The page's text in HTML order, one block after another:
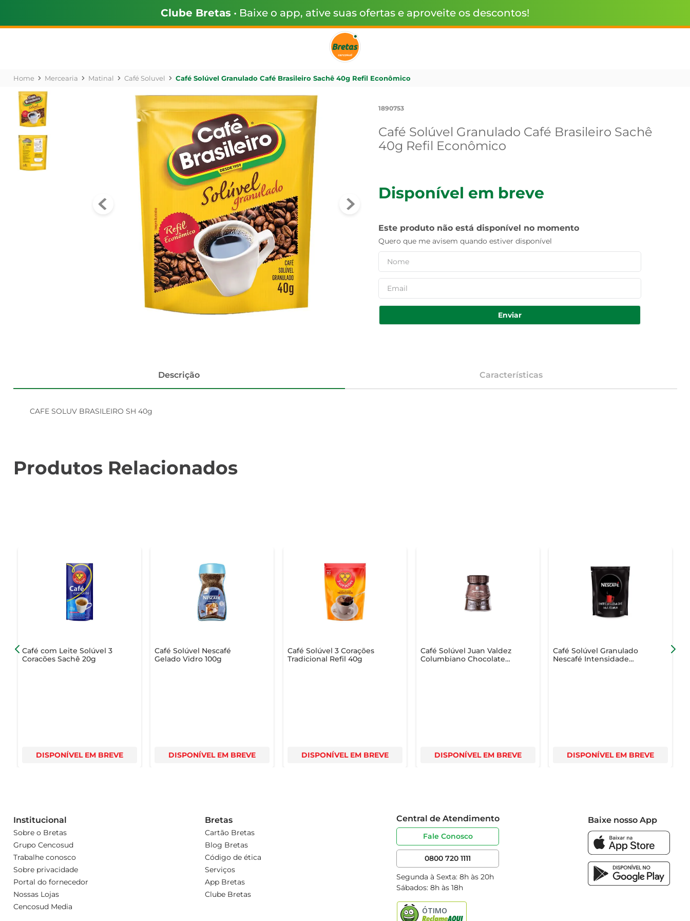
Clube Bretas • Baixe o app, ative suas ofertas e aproveite os descontos!
Mercearia Matinal Café Soluvel Café Solúvel Granulado Café Brasileiro Sachê 40g Refil Econômico
1890753
Café Solúvel Granulado Café Brasileiro Sachê
40g Refil Econômico
Disponível em breve
Este produto não está disponível no momento
Quero que me avisem quando estiver disponível
Enviar
Descrição Características
CAFE SOLUV BRASILEIRO SH 40g
Produtos Relacionados
Café com Leite Solúvel 3
Coracões Sachê 20g
DISPONÍVEL EM BREVE
Café Solúvel Nescafé
Gelado Vidro 100g
DISPONÍVEL EM BREVE
Café Solúvel 3 Corações
Tradicional Refil 40g
DISPONÍVEL EM BREVE
Café Solúvel Juan Valdez
Columbiano Chocolate
DISPONÍVEL EM BREVE
Café Solúvel Granulado
Nescafé Intensidade
DISPONÍVEL EM BREVE
Institucional
Sobre o Bretas
Grupo Cencosud
Trabalhe conosco
Sobre privacidade
Portal do fornecedor
Nossas Lojas
Cencosud Media
Bretas
Cartão Bretas
Blog Bretas
Código de ética
Serviços
App Bretas
Clube Bretas
Central de Atendimento
Fale Conosco
0800 720 1111
Segunda à Sexta: 8h às 20h
Sábados: 8h às 18h
Baixe nosso App